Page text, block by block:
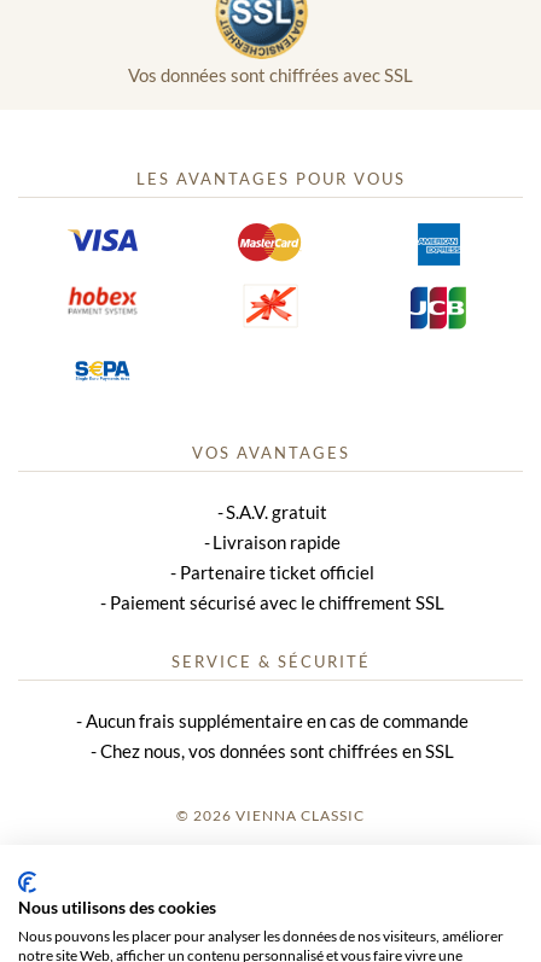
Vos données sont chiffrées avec SSL
LES AVANTAGES POUR VOUS
VOS AVANTAGES
S.A.V. gratuit
Livraison rapide
Partenaire ticket officiel
Paiement sécurisé avec le chiffrement SSL
SERVICE & SÉCURITÉ
Aucun frais supplémentaire en cas de commande
Chez nous, vos données sont chiffrées en SSL
© 2026 VIENNA CLASSIC
Nous utilisons des cookies
Nous pouvons les placer pour analyser les données de nos visiteurs, améliorer
notre site Web, afficher un contenu personnalisé et vous faire vivre une